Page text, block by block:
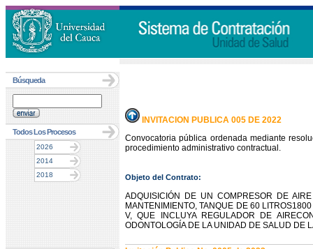
Búsqueda
Todos Los Procesos
2026
2014
2018
INVITACION PUBLICA 005 DE 2022
Convocatoria pública ordenada mediante
procedimiento administrativo contractual.
Objeto del Contrato:
ADQUISICIÓN DE UN COMPRESOR DE
MANTENIMIENTO, TANQUE DE 60
V, QUE INCLUYA REGULADOR DE
ODONTOLOGÍA DE LA UNIDAD DE SALUD DE